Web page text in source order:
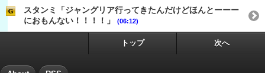
スタンミ「ジャングリア行ってきたんだけどほんとーーー
におもんない！！！！」
(06:12)
トップ 次へ